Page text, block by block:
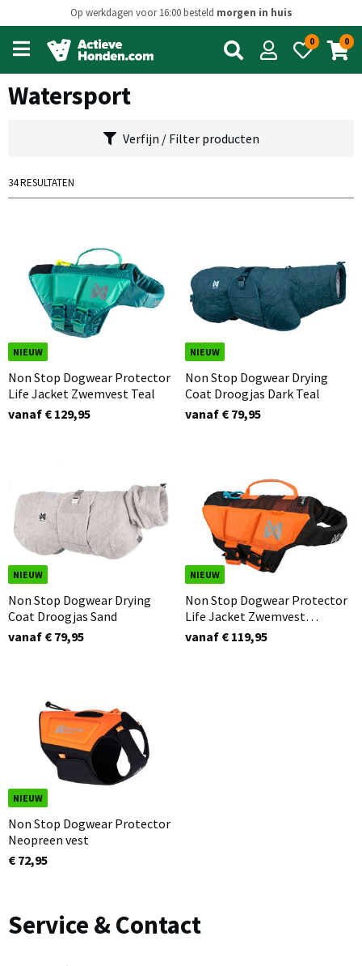
Op werkdagen voor 16:00 besteld morgen in huis
Open
main
menu
0 0
Watersport
Verfijn / Filter producten
34 RESULTATEN
NIEUW
Non Stop Dogwear Protector
Life Jacket Zwemvest Teal
vanaf € 129,95
NIEUW
Non Stop Dogwear Drying
Coat Droogjas Dark Teal
vanaf € 79,95
NIEUW
Non Stop Dogwear Drying
Coat Droogjas Sand
vanaf € 79,95
NIEUW
Non Stop Dogwear Protector
Life Jacket Zwemvest
Oranje/Zwart
vanaf € 119,95
NIEUW
Non Stop Dogwear Protector
Neopreen vest
€ 72,95
Service & Contact